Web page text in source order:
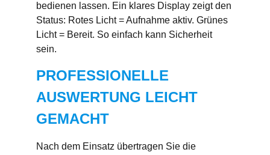
bedienen lassen. Ein klares Display zeigt den
Status: Rotes Licht = Aufnahme aktiv. Grünes
Licht = Bereit. So einfach kann Sicherheit
sein.
PROFESSIONELLE
AUSWERTUNG LEICHT
GEMACHT
Nach dem Einsatz übertragen Sie die